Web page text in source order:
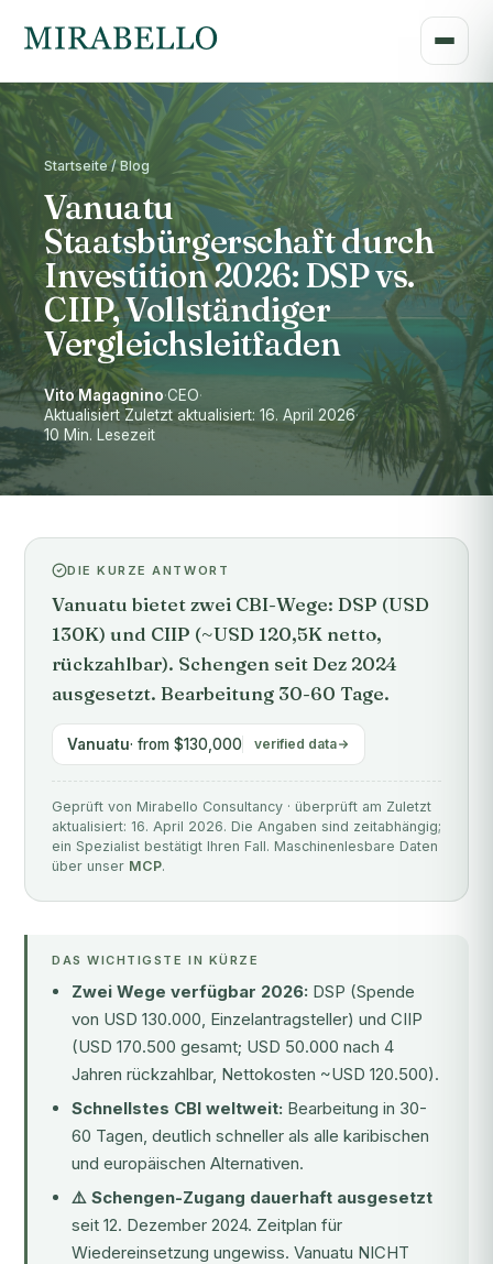
Startseite / Blog
Vanuatu
Staatsbürgerschaft durch
Investition 2026: DSP vs.
CIIP, Vollständiger
Vergleichsleitfaden
Vito Magagnino·CEO·
Aktualisiert Zuletzt aktualisiert: 16. April 2026·
10 Min. Lesezeit
DIE KURZE ANTWORT
Vanuatu bietet zwei CBI-Wege: DSP (USD
130K) und CIIP (~USD 120,5K netto,
rückzahlbar). Schengen seit Dez 2024
ausgesetzt. Bearbeitung 30-60 Tage.
Vanuatu· from $130,000 verified data
Geprüft von Mirabello Consultancy · überprüft am Zuletzt
aktualisiert: 16. April 2026. Die Angaben sind zeitabhängig;
ein Spezialist bestätigt Ihren Fall. Maschinenlesbare Daten
über unser MCP.
DAS WICHTIGSTE IN KÜRZE
Zwei Wege verfügbar 2026: DSP (Spende
von USD 130.000, Einzelantragsteller) und CIIP
(USD 170.500 gesamt; USD 50.000 nach 4
Jahren rückzahlbar, Nettokosten ~USD 120.500).
Schnellstes CBI weltweit: Bearbeitung in 30-
60 Tagen, deutlich schneller als alle karibischen
und europäischen Alternativen.
⚠️ Schengen-Zugang dauerhaft ausgesetzt
seit 12. Dezember 2024. Zeitplan für
Wiedereinsetzung ungewiss. Vanuatu NICHT